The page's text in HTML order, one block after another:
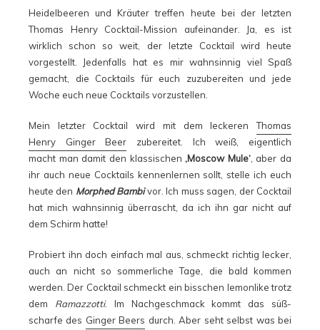
Heidelbeeren und Kräuter treffen heute bei der letzten
Thomas Henry Cocktail-Mission aufeinander. Ja, es ist
wirklich schon so weit, der letzte Cocktail wird heute
vorgestellt. Jedenfalls hat es mir wahnsinnig viel Spaß
gemacht, die Cocktails für euch zuzubereiten und jede
Woche euch neue Cocktails vorzustellen.
Mein letzter Cocktail wird mit dem leckerenThomas
Henry Ginger Beer zubereitet. Ich weiß, eigentlich
macht man damit den klassischen ‚Moscow Mule‘, aber da
ihr auch neue Cocktails kennenlernen sollt, stelle ich euch
heute den Morphed Bambi vor. Ich muss sagen, der Cocktail
hat mich wahnsinnig überrascht, da ich ihn gar nicht auf
dem Schirm hatte!
Probiert ihn doch einfach mal aus, schmeckt richtig lecker,
auch an nicht so sommerliche Tage, die bald kommen
werden. Der Cocktail schmeckt ein bisschen lemonlike trotz
dem Ramazzotti. Im Nachgeschmack kommt das süß-
scharfe des Ginger Beers durch. Aber seht selbst was bei